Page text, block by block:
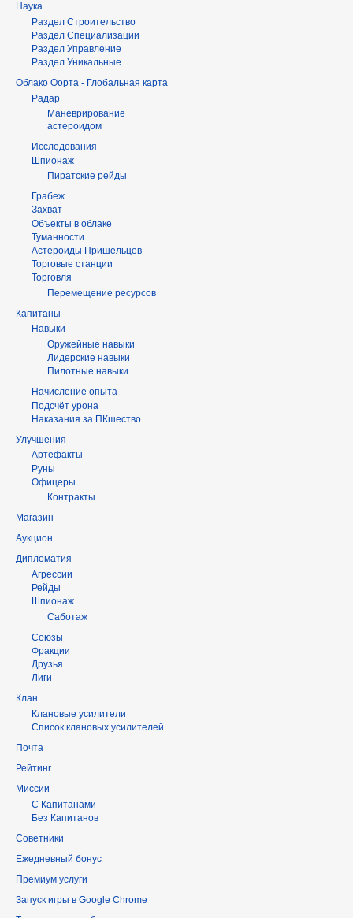
Наука
Раздел Строительство
Раздел Специализации
Раздел Управление
Раздел Уникальные
Облако Оорта - Глобальная карта
Радар
Маневрирование
астероидом
Исследования
Шпионаж
Пиратские рейды
Грабеж
Захват
Объекты в облаке
Туманности
Астероиды Пришельцев
Торговые станции
Торговля
Перемещение ресурсов
Капитаны
Навыки
Оружейные навыки
Лидерские навыки
Пилотные навыки
Начисление опыта
Подсчёт урона
Наказания за ПКшество
Улучшения
Артефакты
Руны
Офицеры
Контракты
Магазин
Аукцион
Дипломатия
Агрессии
Рейды
Шпионаж
Саботаж
Союзы
Фракции
Друзья
Лиги
Клан
Клановые усилители
Список клановых усилителей
Почта
Рейтинг
Миссии
С Капитанами
Без Капитанов
Советники
Ежедневный бонус
Премиум услуги
Запуск игры в Google Chrome